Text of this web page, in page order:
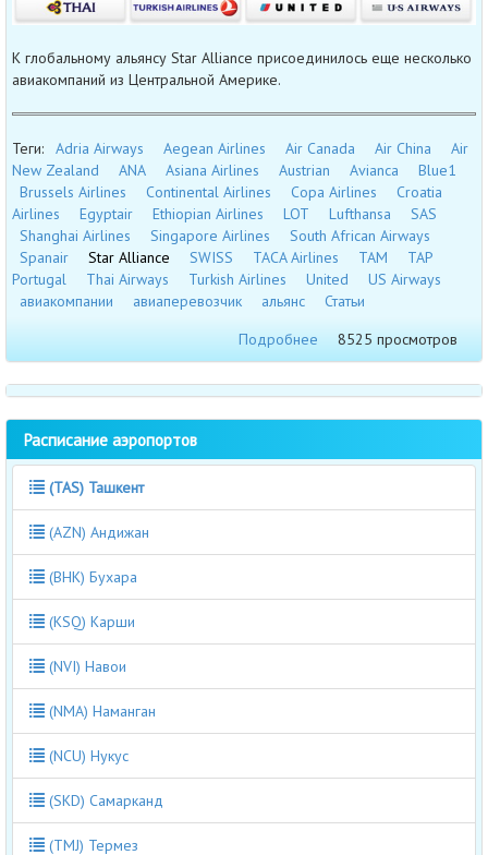
К глобальному альянсу Star Alliance присоединилось еще несколько
авиакомпаний из Центральной Америке.
Теги: Adria Airways Aegean Airlines Air Canada Air China
Air
New Zealand
ANA Asiana Airlines Austrian Avianca
Blue1
Brussels Airlines
Continental Airlines Copa Airlines
Croatia
Airlines
Egyptair Ethiopian Airlines LOT Lufthansa
SAS
Shanghai Airlines
Singapore Airlines
South African Airways
Spanair
Star Alliance SWISS TACA Airlines TAM
TAP
Portugal
Thai Airways Turkish Airlines United
US Airways
авиакомпании
авиаперевозчик альянс
Статьи
Подробнее
8525 просмотров
Расписание аэропортов
(TAS) Ташкент
(AZN) Андижан
(BHK) Бухара
(KSQ) Карши
(NVI) Навои
(NMA) Наманган
(NCU) Нукус
(SKD) Самарканд
(TMJ) Термез